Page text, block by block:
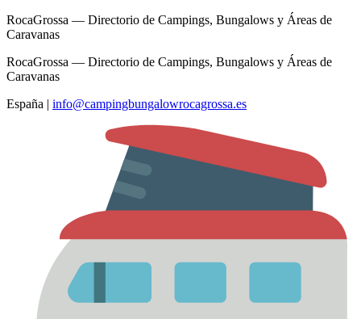
RocaGrossa — Directorio de Campings, Bungalows y Áreas de
Caravanas
RocaGrossa — Directorio de Campings, Bungalows y Áreas de
Caravanas
España | info@campingbungalowrocagrossa.es